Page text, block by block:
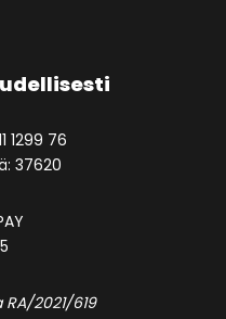
1299 76
37620
2021/619